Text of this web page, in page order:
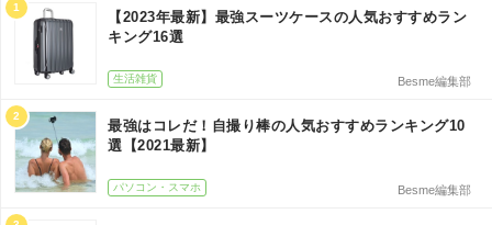
1
【2023年最新】最強スーツケースの人気おすすめラン
キング16選
生活雑貨 Besme編集部
2
最強はコレだ！自撮り棒の人気おすすめランキング10
選【2021最新】
パソコン・スマホ Besme編集部